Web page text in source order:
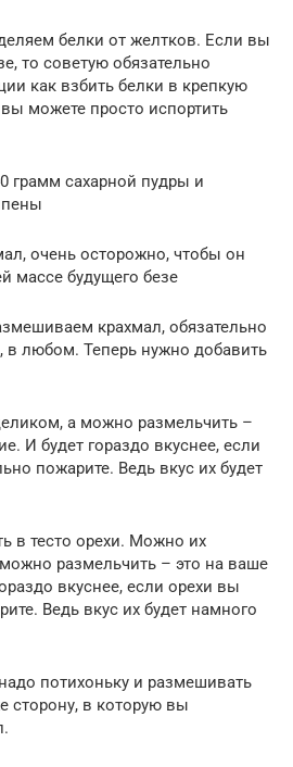
белки от желтков. Если вы
то советую обязательно
как взбить белки в крепкую
можете просто испортить
грамм сахарной пудры и
очень осторожно, чтобы он
массе будущего безе
крахмал, обязательно
в любом. Теперь нужно добавить
а можно размельчить –
И будет гораздо вкуснее, если
пожарите. Ведь вкус их будет
в тесто орехи. Можно их
размельчить – это на ваше
вкуснее, если орехи вы
Ведь вкус их будет намного
потихоньку и размешивать
сторону, в которую вы